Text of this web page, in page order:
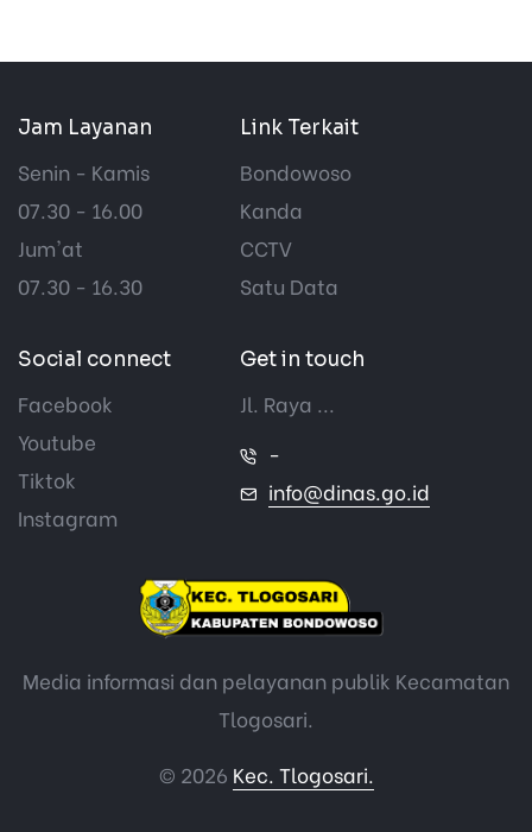
Media informasi dan pelayanan publik Kecamatan
Tlogosari.
© 2026 Kec. Tlogosari.
Jam Layanan
Senin - Kamis
07.30 - 16.00
Jum'at
07.30 - 16.30
Link Terkait
Bondowoso
Kanda
CCTV
Satu Data
Social connect
Facebook
Youtube
Tiktok
Instagram
Get in touch
Jl. Raya ...
-
info@dinas.go.id